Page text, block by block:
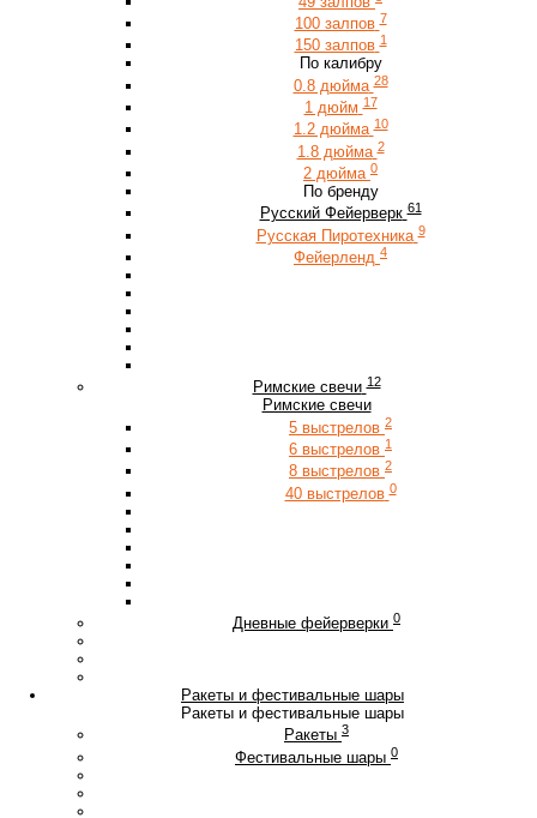
100 залпов 7
150 залпов 1
По калибру
0.8 дюйма 28
1 дюйм 17
1.2 дюйма 10
1.8 дюйма 2
2 дюйма 0
По бренду
Русский Фейерверк 61
Русская Пиротехника 9
Фейерленд 4
Римские свечи 12
Римские свечи
5 выстрелов 2
6 выстрелов 1
8 выстрелов 2
40 выстрелов 0
Дневные фейерверки 0
Ракеты и фестивальные шары
Ракеты и фестивальные шары
Ракеты 3
Фестивальные шары 0